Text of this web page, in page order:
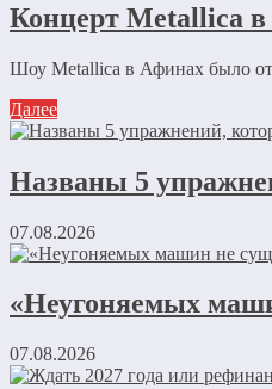
Концерт Metallica
Шоу Metallica в Афинах было
Далее
Названы 5
07.08.2026
«Неугоняемых
07.08.2026